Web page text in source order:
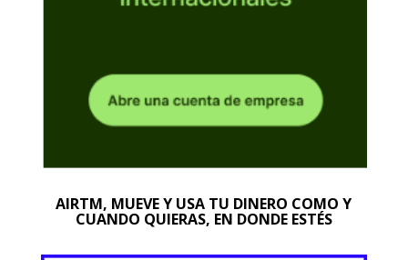
AIRTM, MUEVE Y USA TU DINERO COMO Y
CUANDO QUIERAS, EN DONDE ESTÉS